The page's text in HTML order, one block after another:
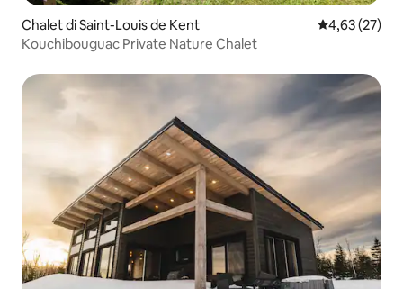
Chalet di Saint-Louis de Kent Nilai rata-rata
4,63 (27)
Kouchibouguac Private Nature Chalet